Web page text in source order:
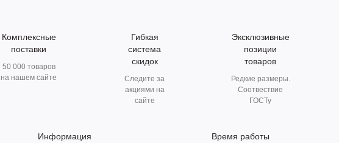
Комплексные
поставки
50 000 товаров
на нашем сайте
Гибкая
система
скидок
Следите за
акциями на
сайте
Эксклюзивные
позиции
товаров
Редкие размеры.
Соотвествие
ГОСТу
Информация
Время работы